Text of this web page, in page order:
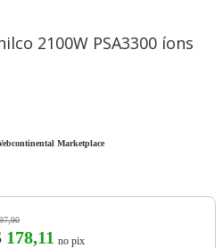
2100W PSA3300 íons
Marketplace
178,11 no pix